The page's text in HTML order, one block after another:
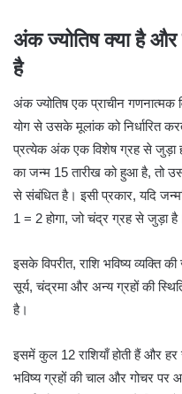
अंक ज्योतिष क्या है
है
अंक ज्योतिष एक प्राचीन गणनात्मक
योग से उसके मूलांक को निर्धारित
प्रत्येक अंक एक विशेष ग्रह से जुड़ा
का जन्म 15 तारीख को हुआ है, तो
से संबंधित है। इसी प्रकार, यदि
1 = 2 होगा, जो चंद्र ग्रह से जुड़ा
इसके विपरीत, राशि भविष्य
सूर्य, चंद्रमा और अन्य ग्रहों की
है।
इसमें कुल 12 राशियाँ होती हैं और हर
भविष्य ग्रहों की चाल और गोचर पर